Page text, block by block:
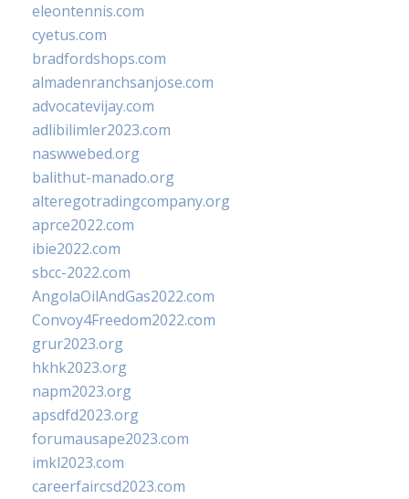
eleontennis.com
cyetus.com
bradfordshops.com
almadenranchsanjose.com
advocatevijay.com
adlibilimler2023.com
naswwebed.org
balithut-manado.org
alteregotradingcompany.org
aprce2022.com
ibie2022.com
sbcc-2022.com
AngolaOilAndGas2022.com
Convoy4Freedom2022.com
grur2023.org
hkhk2023.org
napm2023.org
apsdfd2023.org
forumausape2023.com
imkl2023.com
careerfaircsd2023.com